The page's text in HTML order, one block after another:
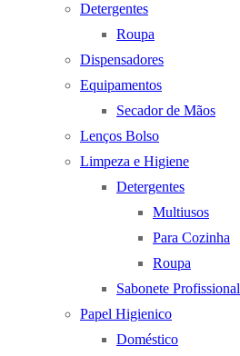
Detergentes
Roupa
Dispensadores
Equipamentos
Secador de Mãos
Lenços Bolso
Limpeza e Higiene
Detergentes
Multiusos
Para Cozinha
Roupa
Sabonete Profissional
Papel Higienico
Doméstico